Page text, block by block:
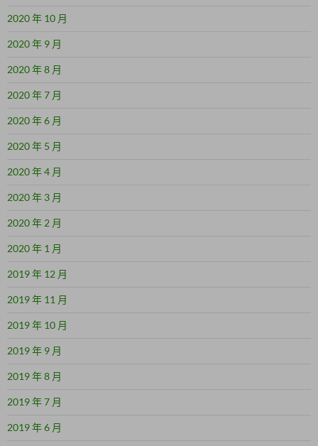
2020 年 10 月
2020 年 9 月
2020 年 8 月
2020 年 7 月
2020 年 6 月
2020 年 5 月
2020 年 4 月
2020 年 3 月
2020 年 2 月
2020 年 1 月
2019 年 12 月
2019 年 11 月
2019 年 10 月
2019 年 9 月
2019 年 8 月
2019 年 7 月
2019 年 6 月